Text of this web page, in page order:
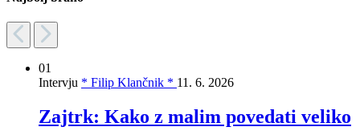
01
Intervju * Filip Klančnik * 11. 6. 2026
Zajtrk: Kako z malim povedati veliko